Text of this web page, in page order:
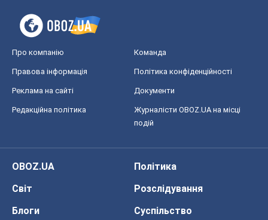
Про компанію Команда
Правова інформація Політика конфіденційності
Реклама на сайті Документи
Редакційна політика
Журналісти OBOZ.UA на місці
подій
OBOZ.UA
Політика
Світ
Розслідування
Блоги
Суспільство